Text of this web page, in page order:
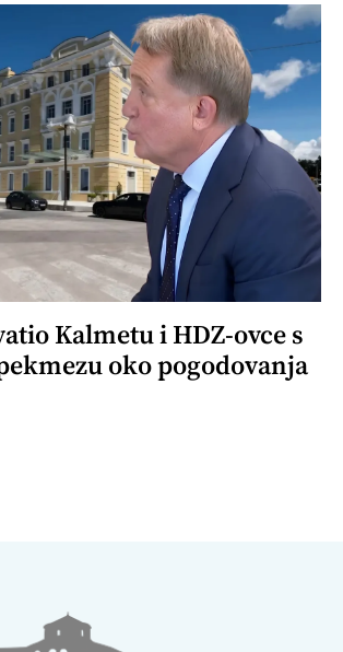
Kalmetu i HDZ-ovce s
oko pogodovanja